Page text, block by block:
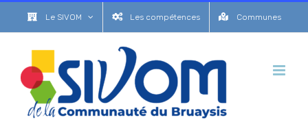
Passer
au
Le SIVOM Les compétences Communes